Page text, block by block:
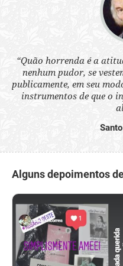
“Quão horrenda é a
nenhum pudor, se
publicamente, em seu
instrumentos de que o
Alguns depoimentos